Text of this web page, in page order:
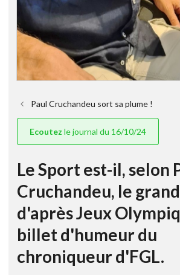
Paul Cruchandeu sort sa plume !
Ecoutez le journal du 16/10/24
Le Sport est-il, selon
Cruchandeu, le
d'après Jeux
billet d'humeur du
chroniqueur d'FGL.